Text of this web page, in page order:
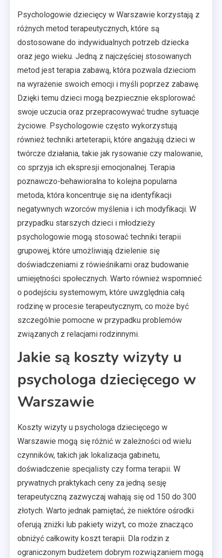
Psychologowie dziecięcy w Warszawie korzystają z
różnych metod terapeutycznych, które są
dostosowane do indywidualnych potrzeb dziecka
oraz jego wieku. Jedną z najczęściej stosowanych
metod jest terapia zabawą, która pozwala dzieciom
na wyrażenie swoich emocji i myśli poprzez zabawę.
Dzięki temu dzieci mogą bezpiecznie eksplorować
swoje uczucia oraz przepracowywać trudne sytuacje
życiowe. Psychologowie często wykorzystują
również techniki arteterapii, które angażują dzieci w
twórcze działania, takie jak rysowanie czy malowanie,
co sprzyja ich ekspresji emocjonalnej. Terapia
poznawczo-behawioralna to kolejna popularna
metoda, która koncentruje się na identyfikacji
negatywnych wzorców myślenia i ich modyfikacji. W
przypadku starszych dzieci i młodzieży
psychologowie mogą stosować techniki terapii
grupowej, które umożliwiają dzielenie się
doświadczeniami z rówieśnikami oraz budowanie
umiejętności społecznych. Warto również wspomnieć
o podejściu systemowym, które uwzględnia całą
rodzinę w procesie terapeutycznym, co może być
szczególnie pomocne w przypadku problemów
związanych z relacjami rodzinnymi.
Jakie są koszty wizyty u
psychologa dziecięcego w
Warszawie
Koszty wizyty u psychologa dziecięcego w
Warszawie mogą się różnić w zależności od wielu
czynników, takich jak lokalizacja gabinetu,
doświadczenie specjalisty czy forma terapii. W
prywatnych praktykach ceny za jedną sesję
terapeutyczną zazwyczaj wahają się od 150 do 300
złotych. Warto jednak pamiętać, że niektóre ośrodki
oferują zniżki lub pakiety wizyt, co może znacząco
obniżyć całkowity koszt terapii. Dla rodzin z
ograniczonym budżetem dobrym rozwiązaniem mogą